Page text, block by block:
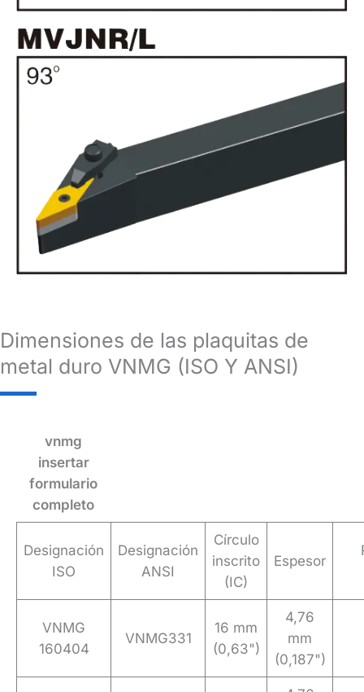
Dimensiones de las plaquitas de
metal duro VNMG (ISO Y ANSI)
vnmg
insertar
formulario
completo
Designación
ISO
Designación
ANSI
Círculo
inscrito
(IC)
Espesor
VNMG
160404
VNMG331
16 mm
(0,63")
4,76
mm
(0,187")